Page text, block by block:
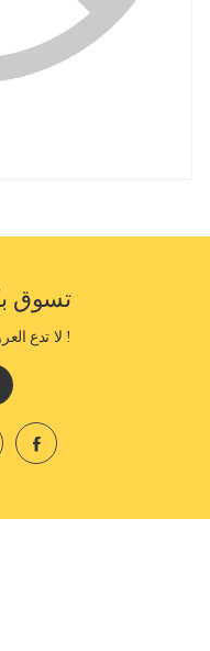
تسوق
! لا تدع